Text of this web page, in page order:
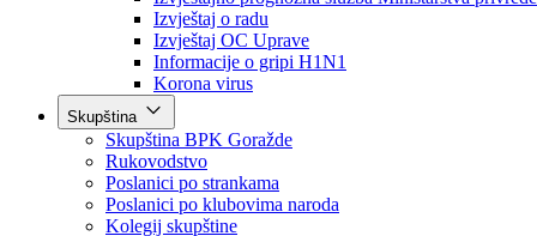
Obavještenja i izvještaji
Obavještenja Vlade
Izvještajno prognozna služba Ministarstva privrede
Izvještaj o radu
Izvještaj OC Uprave
Informacije o gripi H1N1
Korona virus
Skupština
Skupština BPK Goražde
Rukovodstvo